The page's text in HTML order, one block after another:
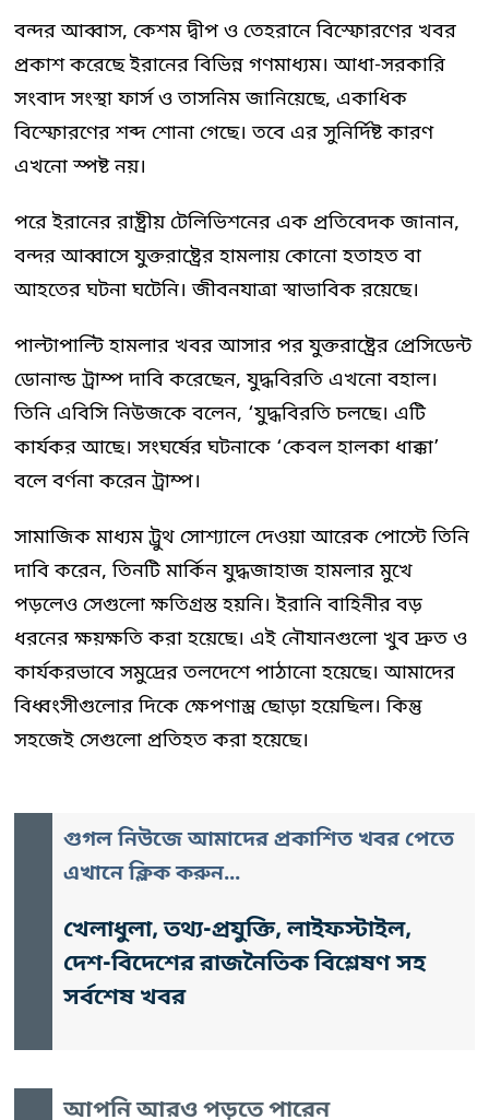
বন্দর আব্বাস, কেশম দ্বীপ ও তেহরানে বিস্ফোরণের খবর
প্রকাশ করেছে ইরানের বিভিন্ন গণমাধ্যম। আধা-সরকারি
সংবাদ সংস্থা ফার্স ও তাসনিম জানিয়েছে, একাধিক
বিস্ফোরণের শব্দ শোনা গেছে। তবে এর সুনির্দিষ্ট কারণ
এখনো স্পষ্ট নয়।
পরে ইরানের রাষ্ট্রীয় টেলিভিশনের এক প্রতিবেদক জানান,
বন্দর আব্বাসে যুক্তরাষ্ট্রের হামলায় কোনো হতাহত বা
আহতের ঘটনা ঘটেনি। জীবনযাত্রা স্বাভাবিক রয়েছে।
পাল্টাপাল্টি হামলার খবর আসার পর যুক্তরাষ্ট্রের প্রেসিডেন্ট
ডোনাল্ড ট্রাম্প দাবি করেছেন, যুদ্ধবিরতি এখনো বহাল।
তিনি এবিসি নিউজকে বলেন, ‘যুদ্ধবিরতি চলছে। এটি
কার্যকর আছে। সংঘর্ষের ঘটনাকে ‘কেবল হালকা ধাক্কা’
বলে বর্ণনা করেন ট্রাম্প।
সামাজিক মাধ্যম ট্রুথ সোশ্যালে দেওয়া আরেক পোস্টে তিনি
দাবি করেন, তিনটি মার্কিন যুদ্ধজাহাজ হামলার মুখে
পড়লেও সেগুলো ক্ষতিগ্রস্ত হয়নি। ইরানি বাহিনীর বড়
ধরনের ক্ষয়ক্ষতি করা হয়েছে। এই নৌযানগুলো খুব দ্রুত ও
কার্যকরভাবে সমুদ্রের তলদেশে পাঠানো হয়েছে। আমাদের
বিধ্বংসীগুলোর দিকে ক্ষেপণাস্ত্র ছোড়া হয়েছিল। কিন্তু
সহজেই সেগুলো প্রতিহত করা হয়েছে।
গুগল নিউজে আমাদের প্রকাশিত খবর পেতে
এখানে ক্লিক করুন...
খেলাধুলা, তথ্য-প্রযুক্তি, লাইফস্টাইল,
দেশ-বিদেশের রাজনৈতিক বিশ্লেষণ সহ
সর্বশেষ খবর
আপনি আরও পড়তে পারেন